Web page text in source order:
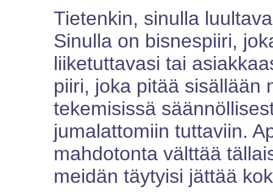
Tietenkin, sinulla
Sinulla on bisnespiiri,
liiketuttavasi tai
piiri, joka pitää sisällään
tekemisissä
jumalattomiin tuttaviin.
mahdotonta välttää
meidän täytyisi jättää